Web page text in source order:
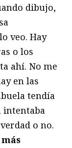
dibujo,
veo. Hay
o los
ahí. No me
en las
tendía
intentaba
o no.